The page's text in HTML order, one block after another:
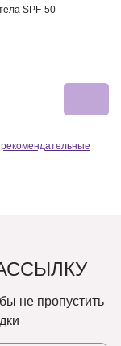
SPF-50
рекомендательные
не пропустить